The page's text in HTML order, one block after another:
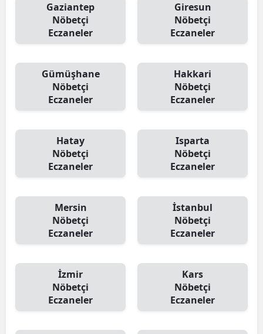
Gaziantep
Nöbetçi
Eczaneler
Giresun
Nöbetçi
Eczaneler
Gümüşhane
Nöbetçi
Eczaneler
Hakkari
Nöbetçi
Eczaneler
Hatay
Nöbetçi
Eczaneler
Isparta
Nöbetçi
Eczaneler
Mersin
Nöbetçi
Eczaneler
İstanbul
Nöbetçi
Eczaneler
İzmir
Nöbetçi
Eczaneler
Kars
Nöbetçi
Eczaneler